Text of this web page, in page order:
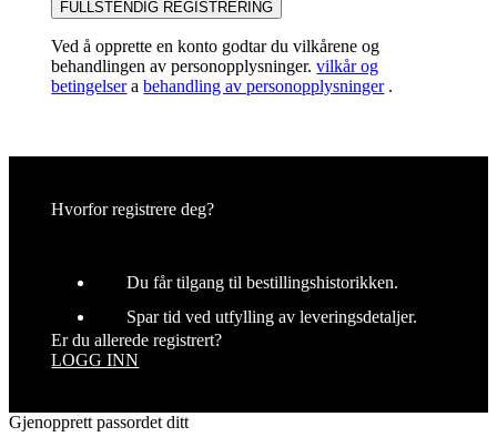
FULLSTENDIG REGISTRERING
Ved å opprette en konto godtar du vilkårene og
behandlingen av personopplysninger.vilkår og
betingelserabehandling av personopplysninger.
Hvorfor registrere deg?
Du får tilgang til bestillingshistorikken.
Spar tid ved utfylling av leveringsdetaljer.
Er du allerede registrert?
LOGG INN
Gjenopprett passordet ditt